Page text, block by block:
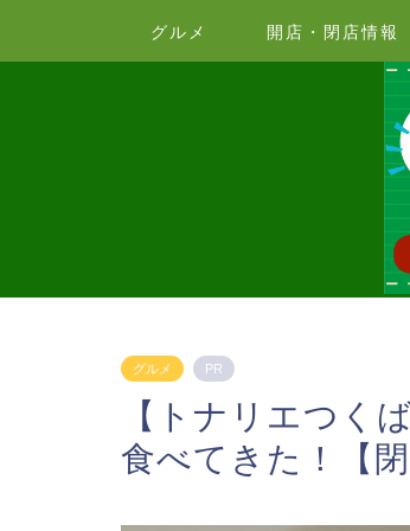
グルメ 開店・閉店情報
グルメ PR
【トナリエつく
食べてきた！【閉